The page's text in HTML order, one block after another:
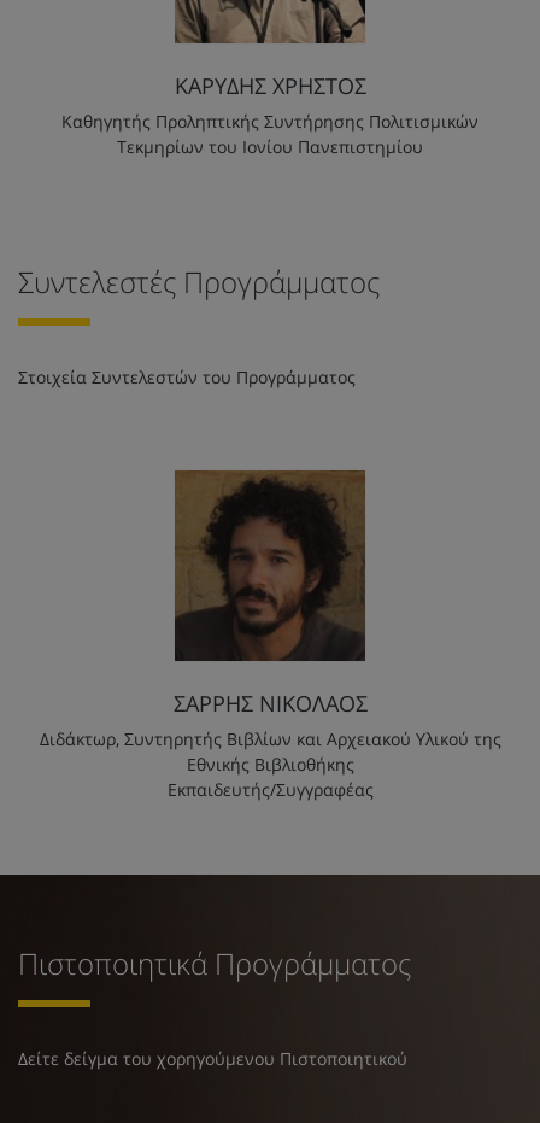
ΚΑΡΥΔΗΣ ΧΡΗΣΤΟΣ
Καθηγητής Προληπτικής Συντήρησης Πολιτισμικών
Τεκμηρίων του Ιονίου Πανεπιστημίου
Συντελεστές Προγράμματος
Στοιχεία Συντελεστών του Προγράμματος
ΣΑΡΡΗΣ ΝΙΚΟΛΑΟΣ
Διδάκτωρ, Συντηρητής Βιβλίων και Αρχειακού Υλικού της
Εθνικής Βιβλιοθήκης
Εκπαιδευτής/Συγγραφέας
Πιστοποιητικά Προγράμματος
Δείτε δείγμα του χορηγούμενου Πιστοποιητικού